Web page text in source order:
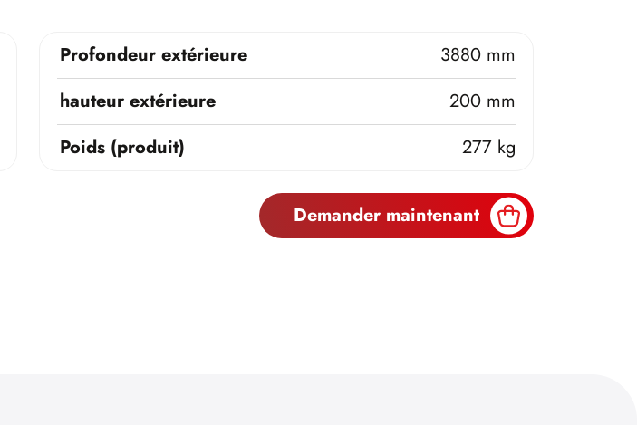
Profondeur extérieure
3880 mm
hauteur extérieure
200 mm
Poids (produit)
277 kg
Demander maintenant